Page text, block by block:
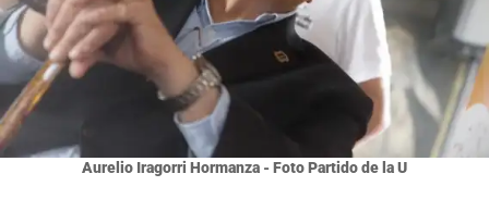
Aurelio Iragorri Hormanza - Foto Partido de la U